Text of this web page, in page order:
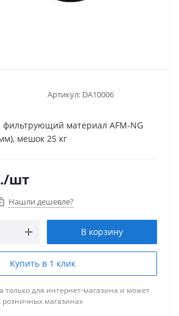
Артикул: DA10006
материал AFM-NG
мешок 25 кг
/шт
Нашли дешевле?
В корзину
Купить в 1 клик
только для интернет-магазина и может
розничных магазинах